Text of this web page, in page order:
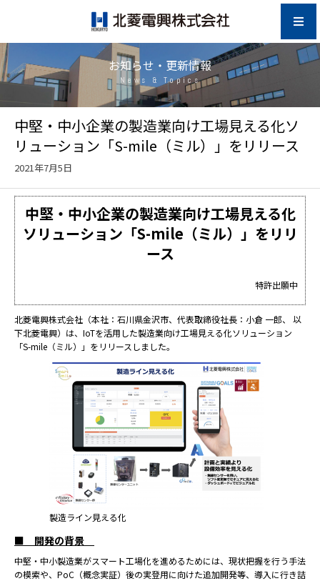
お知らせ・更新情報
News & Topics
中堅・中⼩企業の製造業向け⼯場⾒える化ソ
リューション「S-mile（ミル）」をリリース
2021年7月5日
中堅・中⼩企業の製造業向け⼯場⾒える化
ソリューション「S-mile（ミル）」をリリ
ース
特許出願中
北菱電興株式会社（本社：⽯川県⾦沢市、代表取締役社⻑：⼩倉 ⼀郎、 以
下北菱電興）は、IoTを活⽤した製造業向け⼯場⾒える化ソリューション
「S-mile（ミル）」をリリースしました。
製造ライン見える化
■ 開発の背景
中堅・中⼩製造業がスマート⼯場化を進めるためには、現状把握を⾏う⼿法
の模索や、PoC（概念実証）後の実登⽤に向けた追加開発等、導⼊に⾏き詰